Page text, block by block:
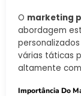
O marketing
abordagem
várias táticas
altamente
Importância Do